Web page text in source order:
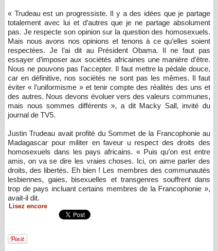
« Trudeau est un progressiste. Il y a des idées que je partage
totalement avec lui et d’autres que je ne partage absolument
pas. Je respecte son opinion sur la question des homosexuels.
Mais nous avons nos opinions et tenons à ce qu’elles soient
respectées. Je l’ai dit au Président Obama. Il ne faut pas
essayer d’imposer aux sociétés africaines une manière d’être.
Nous ne pouvons pas l’accepter. Il faut mettre la pédale douce,
car en définitive, nos sociétés ne sont pas les mêmes. Il faut
éviter « l’uniformisme » et tenir compte des réalités des uns et
des autres. Nous devons évoluer vers des valeurs communes,
mais nous sommes différents », a dit Macky Sall, invité du
journal de TV5.
Justin Trudeau avait profité du Sommet de la Francophonie au
Madagascar pour militer en faveur u respect des droits des
homosexuels dans les pays africains. « Puis qu’on est entre
amis, on va se dire les vraies choses. Ici, on aime parler des
droits, des libertés. Eh bien ! Les membres des communautés
lesbiennes, gaies, bisexuelles et transgenres souffrent dans
trop de pays incluant certains membres de la Francophonie »,
avait-il dit.
Lisez encore